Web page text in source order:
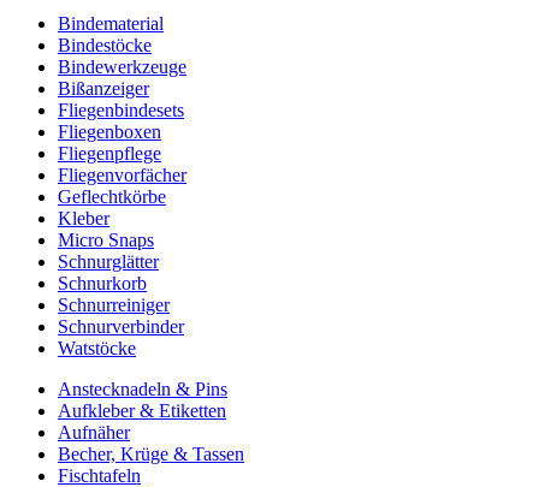
Bindematerial
Bindestöcke
Bindewerkzeuge
Bißanzeiger
Fliegenbindesets
Fliegenboxen
Fliegenpflege
Fliegenvorfächer
Geflechtkörbe
Kleber
Micro Snaps
Schnurglätter
Schnurkorb
Schnurreiniger
Schnurverbinder
Watstöcke
Anstecknadeln & Pins
Aufkleber & Etiketten
Aufnäher
Becher, Krüge & Tassen
Fischtafeln